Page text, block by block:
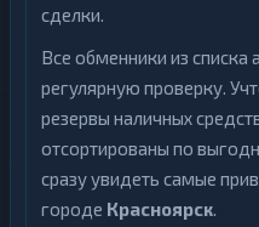
сделки.
Все обменники из списка
регулярную проверку.
резервы наличных
отсортированы по
сразу увидеть самые
городе Красноярск.